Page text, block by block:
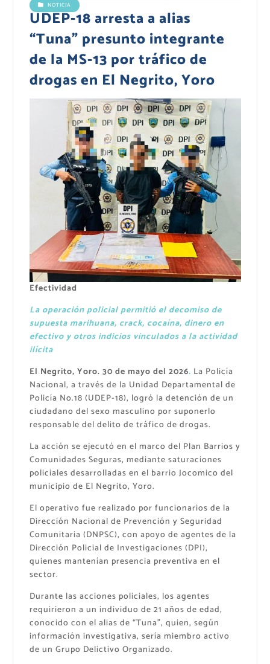
NOTICIA
UDEP-18 arresta a alias
“Tuna” presunto integrante
de la MS-13 por tráfico de
drogas en El Negrito, Yoro
Efectividad
La operación policial permitió el decomiso de
supuesta marihuana, crack, cocaína, dinero en
efectivo y otros indicios vinculados a la actividad
ilícita
El Negrito, Yoro. 30 de mayo del 2026. La Policía
Nacional, a través de la Unidad Departamental de
Policía No.18 (UDEP-18), logró la detención de un
ciudadano del sexo masculino por suponerlo
responsable del delito de tráfico de drogas.
La acción se ejecutó en el marco del Plan Barrios y
Comunidades Seguras, mediante saturaciones
policiales desarrolladas en el barrio Jocomico del
municipio de El Negrito, Yoro.
El operativo fue realizado por funcionarios de la
Dirección Nacional de Prevención y Seguridad
Comunitaria (DNPSC), con apoyo de agentes de la
Dirección Policial de Investigaciones (DPI),
quienes mantenían presencia preventiva en el
sector.
Durante las acciones policiales, los agentes
requirieron a un individuo de 21 años de edad,
conocido con el alias de “Tuna”, quien, según
información investigativa, sería miembro activo
de un Grupo Delictivo Organizado.